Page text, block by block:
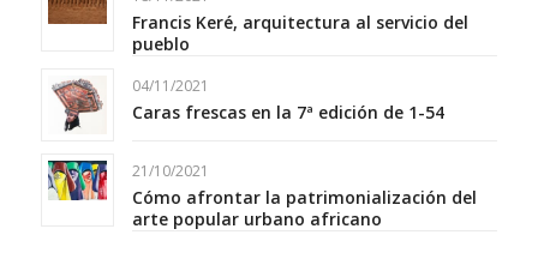
Francis Keré, arquitectura al servicio del
pueblo
04/11/2021
Caras frescas en la 7ª edición de 1-54
21/10/2021
Cómo afrontar la patrimonialización del
arte popular urbano africano